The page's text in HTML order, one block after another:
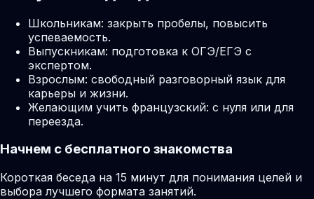
Школьникам: закрыть пробелы, повысить
успеваемость.
Выпускникам: подготовка к ОГЭ/ЕГЭ с
экспертом.
Взрослым: свободный разговорный язык для
карьеры и жизни.
Желающим учить французский: с нуля или для
переезда.
Начнем с бесплатного знакомства
Короткая беседа на 15 минут для понимания целей и
выбора лучшего формата занятий.